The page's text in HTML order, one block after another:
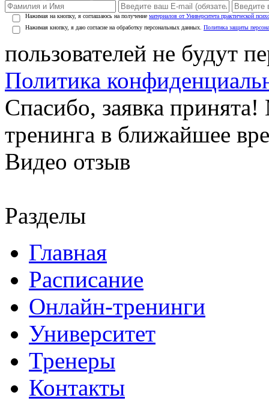
Нажимая на кнопку, я соглашаюсь на получение материалов от Университета практической
Нажимая кнопку, я даю согласие на обработку персональных данных. Политика защиты
пользователей не будут
Политика
Спасибо, заявка
тренинга в ближайшее
Видео отзыв
Разделы
Главная
Расписание
Онлайн-тренинги
Университет
Тренеры
Контакты